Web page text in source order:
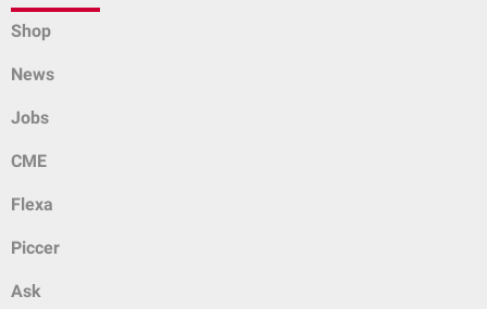
Shop
News
Jobs
CME
Flexa
Piccer
Ask